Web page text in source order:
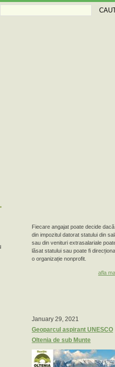
Fiecare angajat poate decide
din impozitul datorat statului din
sau din venituri extrasalariale
lăsat statului sau poate fi
o organizație nonprofit.
afla
January 29, 2021
Geoparcul aspirant UNESCO
Oltenia de sub Munte